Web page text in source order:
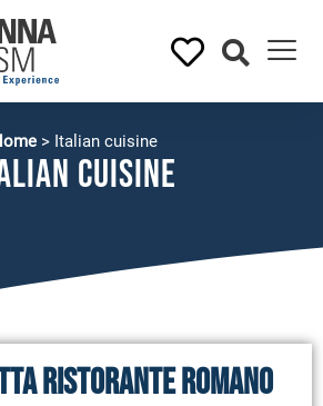
> Italian cuisine
cuisine
Ristorante Romano